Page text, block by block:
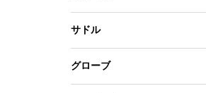
サドル
グローブ